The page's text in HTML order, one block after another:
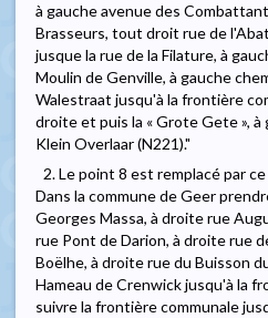
à gauche avenue des
Brasseurs, tout droit rue de
jusque la rue de la Filature, à
Moulin de Genville, à gauche
Walestraat jusqu'à la frontière
droite et puis la « Grote Gete »,
Klein Overlaar (N221)."
2. Le point 8 est remplacé par
Dans la commune de Geer
Georges Massa, à droite rue
rue Pont de Darion, à droite rue
Boëlhe, à droite rue du Buisson
Hameau de Crenwick jusqu'à la
suivre la frontière communale